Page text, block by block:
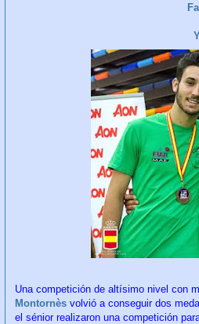
Una competición de altísimo nivel con
Montornès volvió a conseguir dos
el sénior realizaron una competición